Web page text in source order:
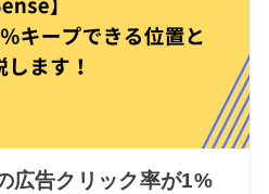
告クリック率が1%